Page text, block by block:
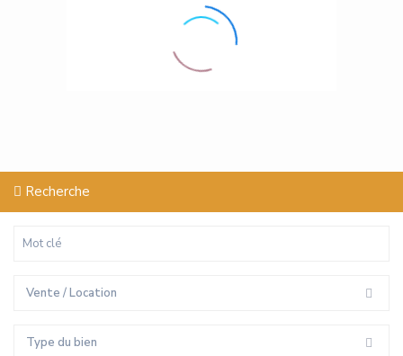
Recherche
Vente / Location
Type du bien